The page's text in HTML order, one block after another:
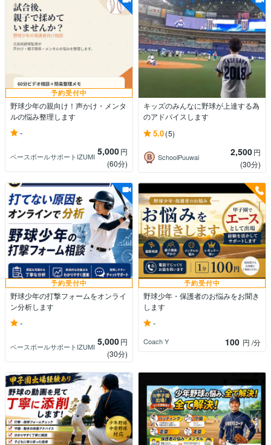
予約受付中
野球少年の親向け！声かけ・メンタ
ルの悩み整理します
-
ベースボールサポートIZUMI 5,000円
(60分)
キッズのみんなに野球が上達する為
のアドバイスします
5.0(5)
SchoolPuuwai 2,500円
(30分)
予約受付中
野球少年の打撃フォームをオンライ
ン分析します
-
ベースボールサポートIZUMI 5,000円
(30分)
予約受付中
野球少年・保護者のお悩みをお聞き
します
-
Coach Y 100 円 /分